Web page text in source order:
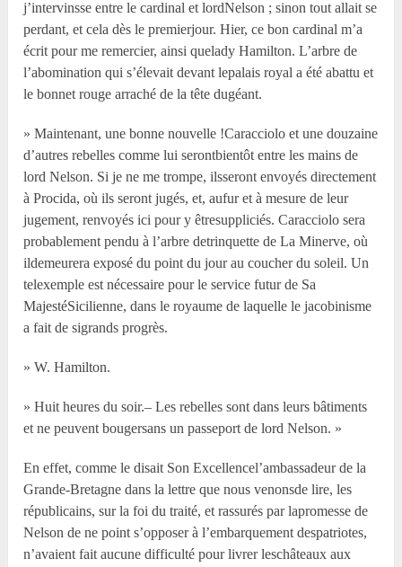
j’intervinsse entre le cardinal et lordNelson ; sinon tout allait se
perdant, et cela dès le premierjour. Hier, ce bon cardinal m’a
écrit pour me remercier, ainsi quelady Hamilton. L’arbre de
l’abomination qui s’élevait devant lepalais royal a été abattu et
le bonnet rouge arraché de la tête dugéant.
» Maintenant, une bonne nouvelle !Caracciolo et une douzaine
d’autres rebelles comme lui serontbientôt entre les mains de
lord Nelson. Si je ne me trompe, ilsseront envoyés directement
à Procida, où ils seront jugés, et, aufur et à mesure de leur
jugement, renvoyés ici pour y êtresuppliciés. Caracciolo sera
probablement pendu à l’arbre detrinquette de La Minerve, où
ildemeurera exposé du point du jour au coucher du soleil. Un
telexemple est nécessaire pour le service futur de Sa
MajestéSicilienne, dans le royaume de laquelle le jacobinisme
a fait de sigrands progrès.
» W. Hamilton.
» Huit heures du soir.– Les rebelles sont dans leurs bâtiments
et ne peuvent bougersans un passeport de lord Nelson. »
En effet, comme le disait Son Excellencel’ambassadeur de la
Grande-Bretagne dans la lettre que nous venonsde lire, les
républicains, sur la foi du traité, et rassurés par lapromesse de
Nelson de ne point s’opposer à l’embarquement despatriotes,
n’avaient fait aucune difficulté pour livrer leschâteaux aux